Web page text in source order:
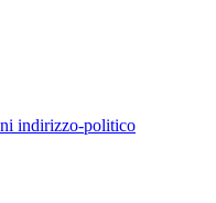
indirizzo-politico